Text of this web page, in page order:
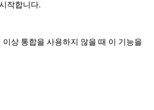
작합니다.
상 통합을 사용하지 않을 때 이 기능을